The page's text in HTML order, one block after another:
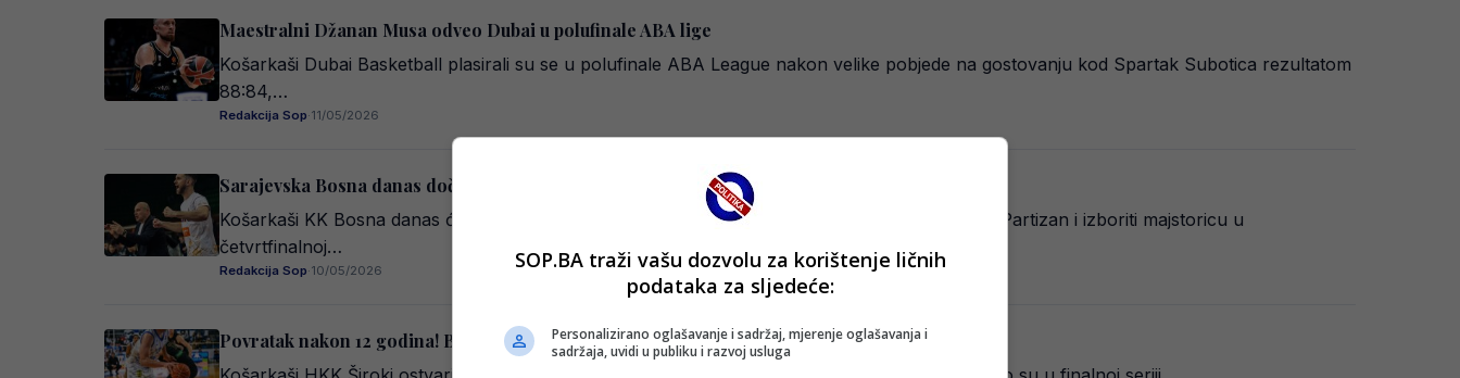
Maestralni Džanan Musa odveo Dubai u polufinale ABA lige
Košarkaši Dubai Basketball plasirali su se u polufinale ABA League nakon velike pobjede na gostovanju kod Spartak Subotica rezultatom
88:84,…
Redakcija Sop·11/05/2026
Sarajevska Bosna danas dočekuje Partizan u Zetri, evo gdje gledati ključni meč
Košarkaši KK Bosna danas će u prepunoj Zetri pokušati napraviti veliko iznenađenje protiv KK Partizan i izboriti majstoricu u
četvrtfinalnoj…
Redakcija Sop·10/05/2026
Povratak nakon 12 godina! BiH će imati i trećeg predstavnika u ABA ligi
SOP.BA traži vašu dozvolu za korištenje ličnih
podataka za sljedeće:
Personalizirano oglašavanje i sadržaj, mjerenje oglašavanja i
sadržaja, uvidi u publiku i razvoj usluga